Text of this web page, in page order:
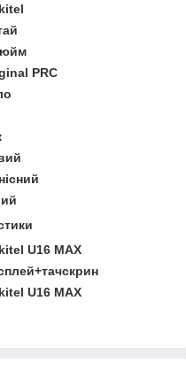
PRC
U16 MAX
U16 MAX